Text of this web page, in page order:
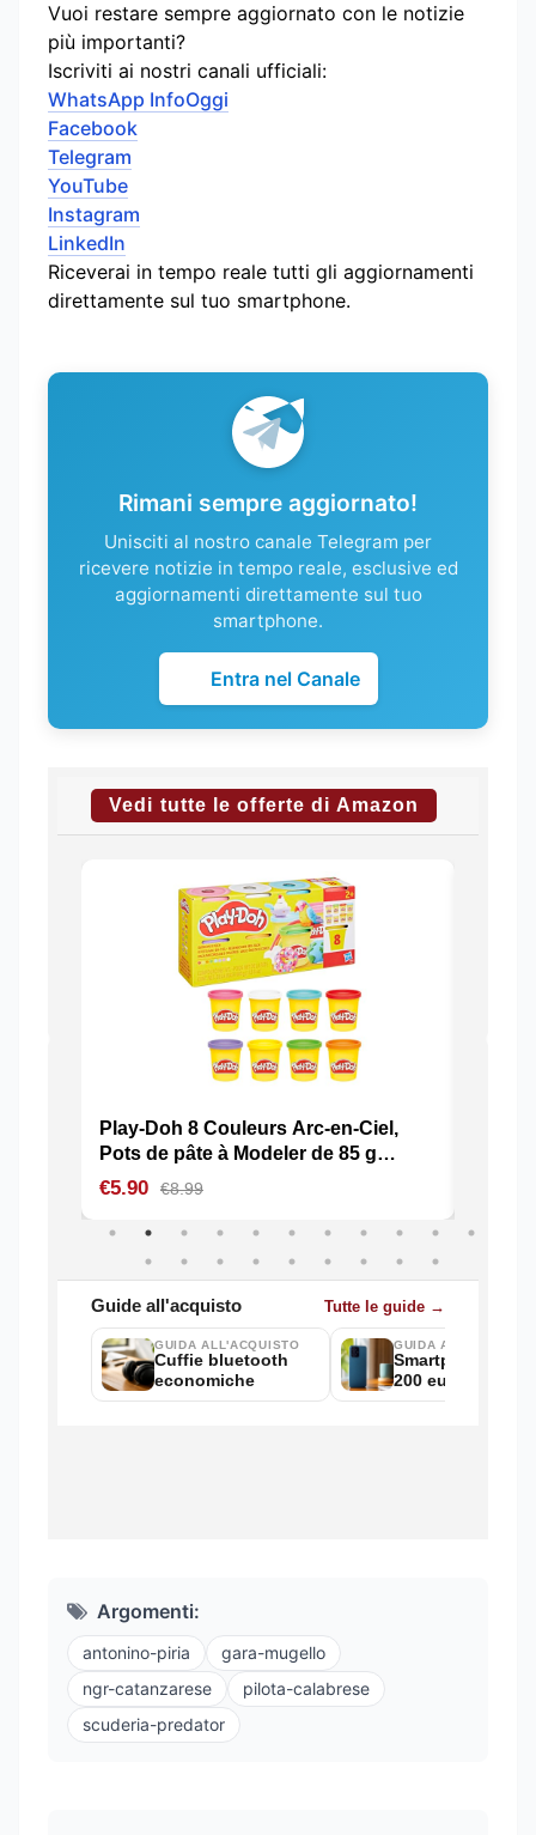
Vuoi restare sempre aggiornato con le notizie
più importanti?
Iscriviti ai nostri canali ufficiali:
WhatsApp InfoOggi
Facebook
Telegram
YouTube
Instagram
LinkedIn
Riceverai in tempo reale tutti gli aggiornamenti
direttamente sul tuo smartphone.
Rimani sempre aggiornato!
Unisciti al nostro canale Telegram per
ricevere notizie in tempo reale, esclusive ed
aggiornamenti direttamente sul tuo
smartphone.
Entra nel Canale
Argomenti:
antonino-piria
gara-mugello
ngr-catanzarese
pilota-calabrese
scuderia-predator